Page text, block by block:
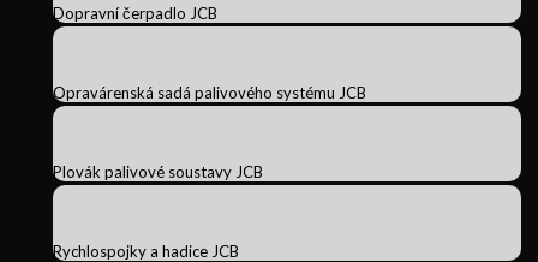
Dopravní čerpadlo JCB
Opravárenská sadá palivového systému JCB
Plovák palivové soustavy JCB
Rychlospojky a hadice JCB